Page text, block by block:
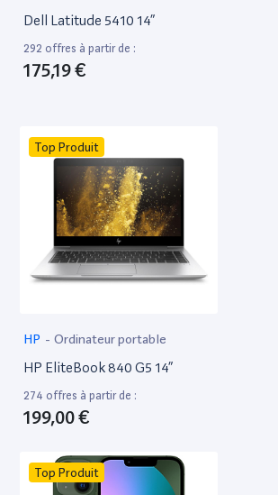
Dell Latitude 5410 14”
292 offres à partir de :
175,19 €
Top Produit
HP - Ordinateur portable
HP EliteBook 840 G5 14”
274 offres à partir de :
199,00 €
Top Produit